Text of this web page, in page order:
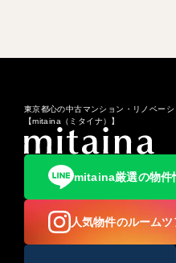
東京都心の中古マンション・リノベー
【mitaina（ミタイナ）】
mitaina厳選の物件
人気物件のルーム